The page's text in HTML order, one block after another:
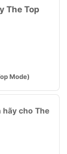
The Top
Mode)
hãy cho The